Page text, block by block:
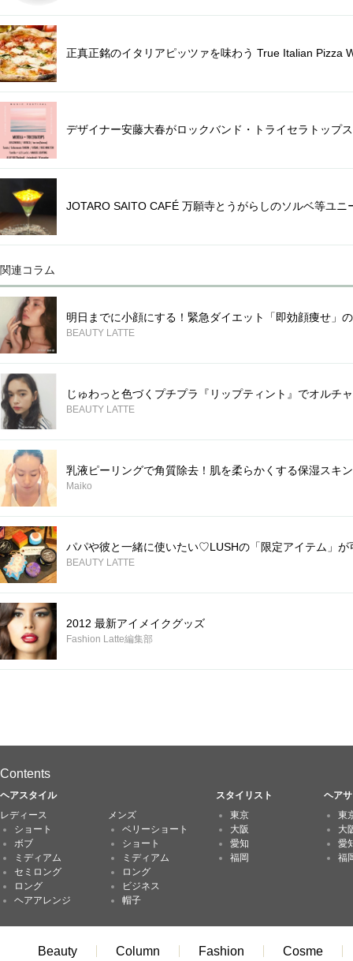
正真正銘のイタリアピッツァを味わう True Italian Pizza
デザイナー安藤大春がロックバンド・トライセラトップ
JOTARO SAITO CAFÉ 万願寺とうがらしのソルベ等ユ
関連コラム
明日までに小顔にする！緊急ダイエット「即効顔痩せ」
BEAUTY LATTE
じゅわっと色づくプチプラ『リップティント』でオルチ
BEAUTY LATTE
乳液ピーリングで角質除去！肌を柔らかくする保湿スキ
Maiko
パパや彼と一緒に使いたい♡LUSHの「限定アイテム」が
BEAUTY LATTE
2012 最新アイメイクグッズ
Fashion Latte編集部
Contents
ヘアスタイル スタイリスト
ヘア
レディース
ショート
ボブ
ミディアム
セミロング
ロング
ヘアアレンジ
メンズ
ベリーショート
ショート
ミディアム
ロング
ビジネス
帽子
東京
大阪
愛知
福岡
東
大
愛
福
Beauty Column Fashion Cosme